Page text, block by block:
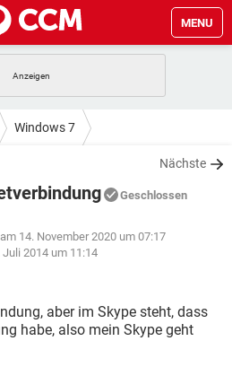
MENU
IOS
TIKTOK
STREAMING
TIKTOK
STREAMING
INSTAGRAM
HARDWARE
STREAMING
TIKTOK
IOS
Windows 7
Nächste
Geschlossen
14. November 2020 um 07:17
Juli 2014 um 11:14
aber im Skype steht, dass
habe, also mein Skype geht